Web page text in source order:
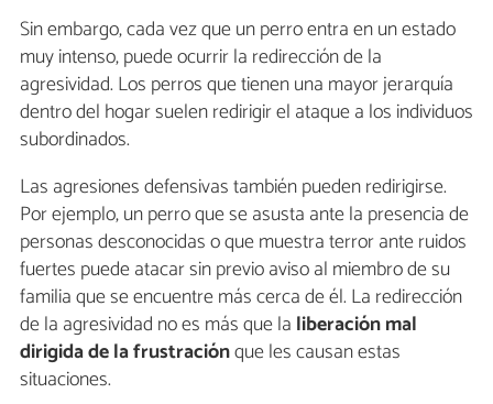
Sin embargo, cada vez que un perro entra en un estado
muy intenso, puede ocurrir la redirección de la
agresividad. Los perros que tienen una mayor jerarquía
dentro del hogar suelen redirigir el ataque a los individuos
subordinados.
Las agresiones defensivas también pueden redirigirse.
Por ejemplo, un perro que se asusta ante la presencia de
personas desconocidas o que muestra terror ante ruidos
fuertes puede atacar sin previo aviso al miembro de su
familia que se encuentre más cerca de él. La redirección
de la agresividad no es más que la liberación mal
dirigida de la frustraciónque les causan estas
situaciones.